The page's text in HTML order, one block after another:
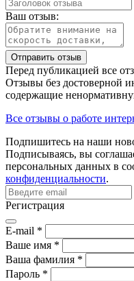
Ваш отзыв:
Отправить отзыв
Перед публикацией все
Отзывы без достоверной
содержащие
Все отзывы о работе
Подпишитесь на наши
Подписываясь, вы
персональных данных в
конфиденциальности.
Регистрация
E-mail *
Ваше имя *
Ваша фамилия *
Пароль *